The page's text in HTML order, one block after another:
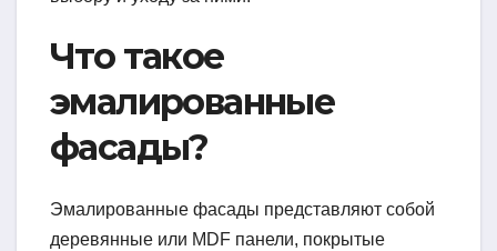
Что такое
эмалированные
фасады?
Эмалированные фасады представляют собой
деревянные или MDF панели, покрытые